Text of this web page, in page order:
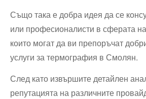
Също така е добра идея да се
или професионалисти в сферата на
които могат да ви препоръчат
услуги за термография в Смолян.
След като извършите детайлен
репутацията на различните